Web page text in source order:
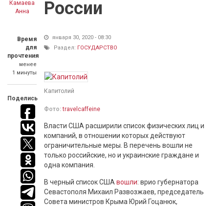
Камаева
Анна
Время
для
прочтения
менее
1 минуты
Поделись
России
января 30, 2020 - 08:30
Раздел: ГОСУДАРСТВО
Капитолий
Фото:travelcaffeine
Власти США расширили список физических лиц и
компаний, в отношении которых действуют
ограничительные меры. В перечень вошли не
только российские, но и украинские граждане и
одна компания.
В черный список США вошли: врио губернатора
Севастополя Михаил Развозжаев, председатель
Совета министров Крыма Юрий Гоцанюк,